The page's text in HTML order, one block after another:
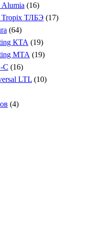
(16)
ТЛБЭ (17)
(64)
КТА (19)
МТА (19)
C (16)
LTL (10)
(4)